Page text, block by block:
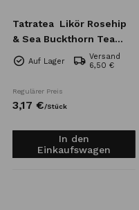
Tatratea Likör Rosehip
& Sea Buckthorn Tea
Mini 57% 0,04l
Auf Lager
Versand
6,50 €
Regulärer Preis
3,17 €/Stück
In den
Einkaufswagen